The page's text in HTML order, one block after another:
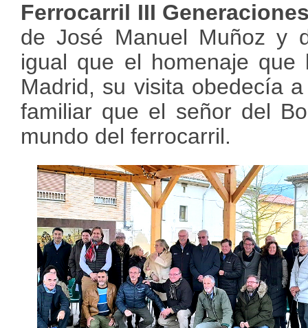
Ferrocarril III
de José Manuel Muñoz y
igual que el homenaje que
Madrid, su visita obedecía
familiar que el señor del
mundo del ferrocarril.